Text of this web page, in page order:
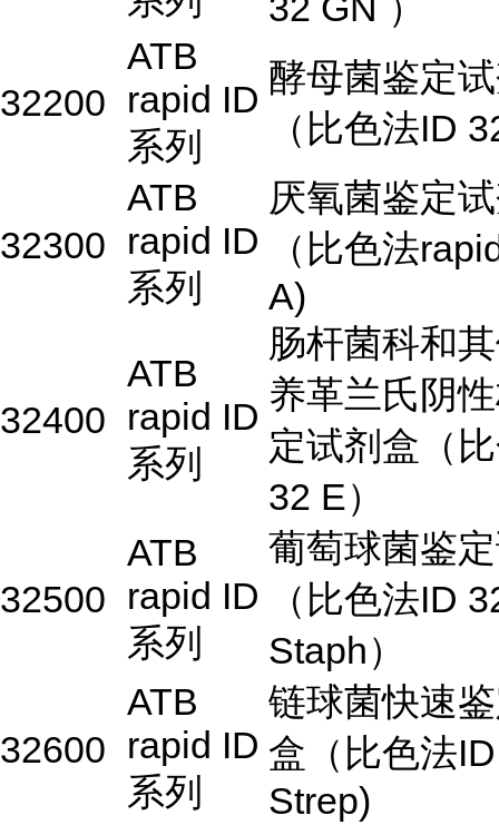
32200
ATB
rapid ID
系列
酵母菌鉴定
（比色法ID
32300
ATB
rapid ID
系列
厌氧菌鉴定
（比色法
A)
32400
ATB
rapid ID
系列
肠杆菌科和
养革兰氏阴
定试剂盒（
32 E）
32500
ATB
rapid ID
系列
葡萄球菌鉴
（比色法ID
Staph）
32600
ATB
rapid ID
系列
链球菌快速
盒（比色法
Strep)